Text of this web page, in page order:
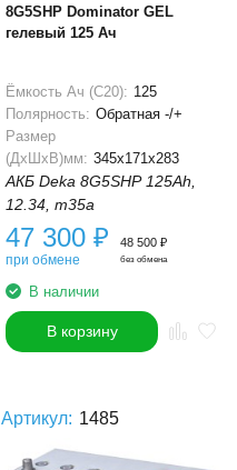
8G5SHP Dominator GEL
гелевый 125 Ач
Ёмкость Ач (С20): 125
Полярность: Обратная -/+
Размер
(ДхШхВ)мм: 345x171x283
АКБ Deka 8G5SHP 125Ah,
12.34, m35a
47 300 ₽
при обмене
48 500 ₽
без обмена
В наличии
В корзину
Артикул: 1485